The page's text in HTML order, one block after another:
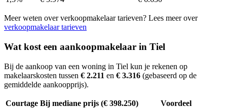
Meer weten over verkoopmakelaar tarieven? Lees meer over
verkoopmakelaar tarieven
Wat kost een aankoopmakelaar in Tiel
Bij de aankoop van een woning in Tiel kun je rekenen op
makelaarskosten tussen € 2.211 en € 3.316 (gebaseerd op de
gemiddelde aankoopprijs).
Courtage Bij mediane prijs (€ 398.250)
Voordeel